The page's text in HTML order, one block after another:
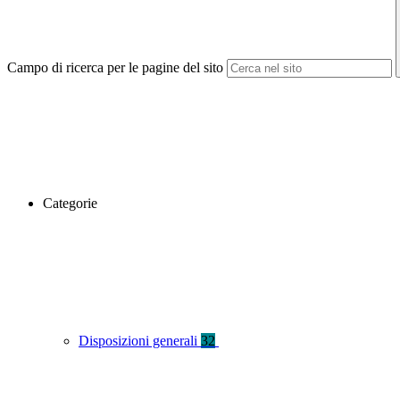
Campo di ricerca per le pagine del sito
Categorie
Disposizioni generali 32